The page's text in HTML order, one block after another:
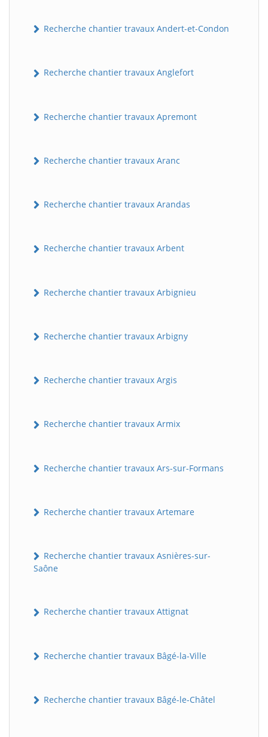
Recherche chantier travaux Andert-et-Condon
Recherche chantier travaux Anglefort
Recherche chantier travaux Apremont
Recherche chantier travaux Aranc
Recherche chantier travaux Arandas
Recherche chantier travaux Arbent
Recherche chantier travaux Arbignieu
Recherche chantier travaux Arbigny
Recherche chantier travaux Argis
Recherche chantier travaux Armix
Recherche chantier travaux Ars-sur-Formans
Recherche chantier travaux Artemare
Recherche chantier travaux Asnières-sur-
Saône
Recherche chantier travaux Attignat
Recherche chantier travaux Bâgé-la-Ville
Recherche chantier travaux Bâgé-le-Châtel